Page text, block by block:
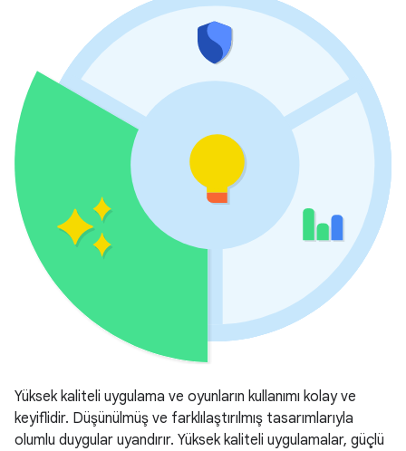
Yüksek kaliteli uygulama ve oyunların kullanımı kolay ve
keyiflidir. Düşünülmüş ve farklılaştırılmış tasarımlarıyla
olumlu duygular uyandırır. Yüksek kaliteli uygulamalar, güçlü